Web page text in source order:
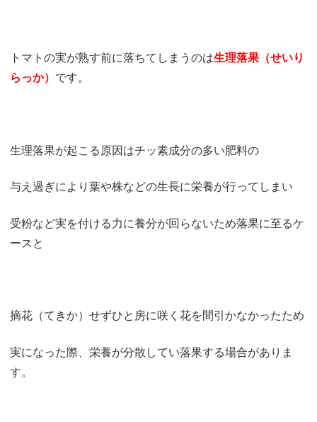
トマトの実が熟す前に落ちてしまうのは生理落果（せいり
らっか） です。
生理落果が起こる原因はチッ素成分の多い肥料の
与え過ぎにより葉や株などの生長に栄養が行ってしまい
受粉など実を付ける力に養分が回らないため落果に至るケ
ースと
摘花（てきか）せずひと房に咲く花を間引かなかったため
実になった際、栄養が分散してい落果する場合がありま
す。